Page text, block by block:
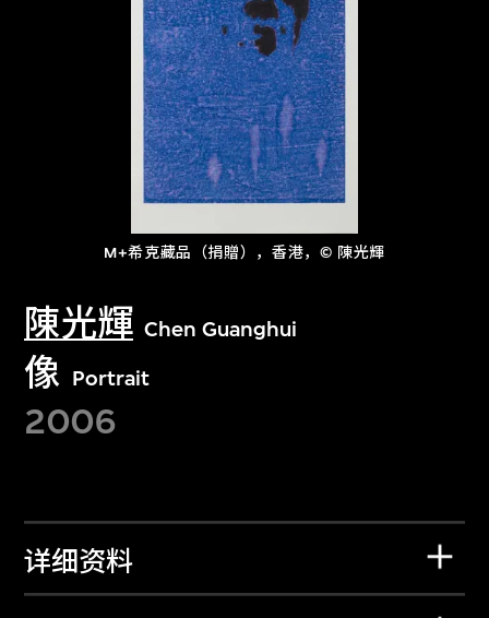
M+希克藏品（捐贈），香港，© 陳光輝
陳光輝 Chen Guanghui
像 Portrait
2006
详细资料
关于M+藏品
探索世界顶级的二十及二十一世纪视觉
文化藏品。